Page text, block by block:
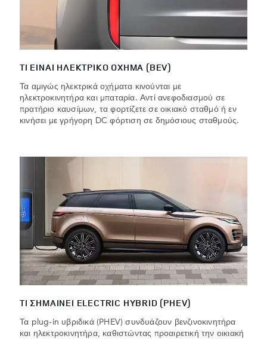
ΤΙ ΕΊΝΑΙ ΗΛΕΚΤΡΙΚΟ ΟΧΗΜΑ (BEV)
Τα αμιγώς ηλεκτρικά οχήματα κινούνται με
ηλεκτροκινητήρα και μπαταρία. Αντί ανεφοδιασμού σε
πρατήριο καυσίμων, τα φορτίζετε σε οικιακό σταθμό ή εν
κινήσει με γρήγορη DC φόρτιση σε δημόσιους σταθμούς.
ΤΙ ΣΗΜΑΙΝΕΙ ELECTRIC HYBRID (PHEV)
Τα plug-in υβριδικά (PHEV) συνδυάζουν βενζινοκινητήρα
και ηλεκτροκινητήρα, καθιστώντας προαιρετική την οικιακή